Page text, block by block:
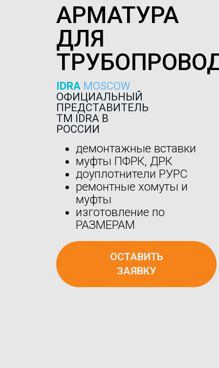
АРМАТУРА
ДЛЯ
IDRA MOSCOW
ОФИЦИАЛЬНЫЙ
ПРЕДСТАВИТЕЛЬ
ТМ IDRA В
РОССИИ
демонтажные вставки
муфты ПФРК, ДРК
доуплотнители РУРС
ремонтные хомуты и
муфты
изготовление по
РАЗМЕРАМ
ОСТАВИТЬ
ЗАЯВКУ